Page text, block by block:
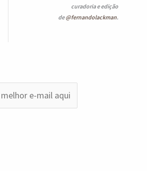
curadoria e edição
de@fernandolackman.